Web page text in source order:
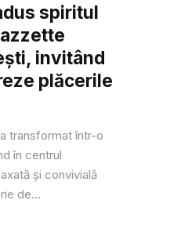
spiritul
invitând
plăcerile
transformat într-o
în centrul
și convivială
de...